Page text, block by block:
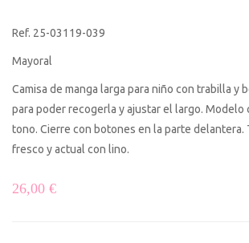
Ref. 25-03119-039
Mayoral
Camisa de manga larga para niño con trabilla y
para poder recogerla y ajustar el largo. Modelo
tono. Cierre con botones en la parte delantera.
fresco y actual con lino.
26,00 €